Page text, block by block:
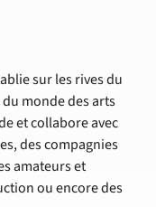
sur les rives du
monde des arts
et collabore avec
des compagnies
amateurs et
ou encore des